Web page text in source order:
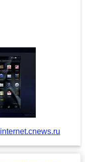
internet.cnews.ru